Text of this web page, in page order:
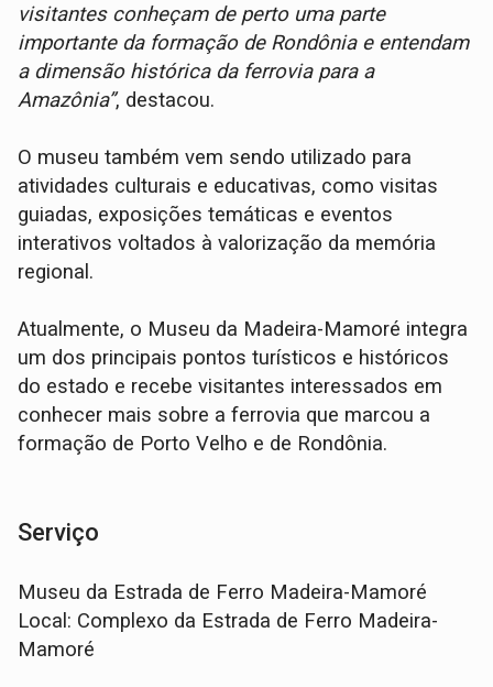
visitantes conheçam de perto uma parte
importante da formação de Rondônia e entendam
a dimensão histórica da ferrovia para a
Amazônia”, destacou.
O museu também vem sendo utilizado para
atividades culturais e educativas, como visitas
guiadas, exposições temáticas e eventos
interativos voltados à valorização da memória
regional.
Atualmente, o Museu da Madeira-Mamoré integra
um dos principais pontos turísticos e históricos
do estado e recebe visitantes interessados em
conhecer mais sobre a ferrovia que marcou a
formação de Porto Velho e de Rondônia.
Serviço
Museu da Estrada de Ferro Madeira-Mamoré
Local: Complexo da Estrada de Ferro Madeira-
Mamoré